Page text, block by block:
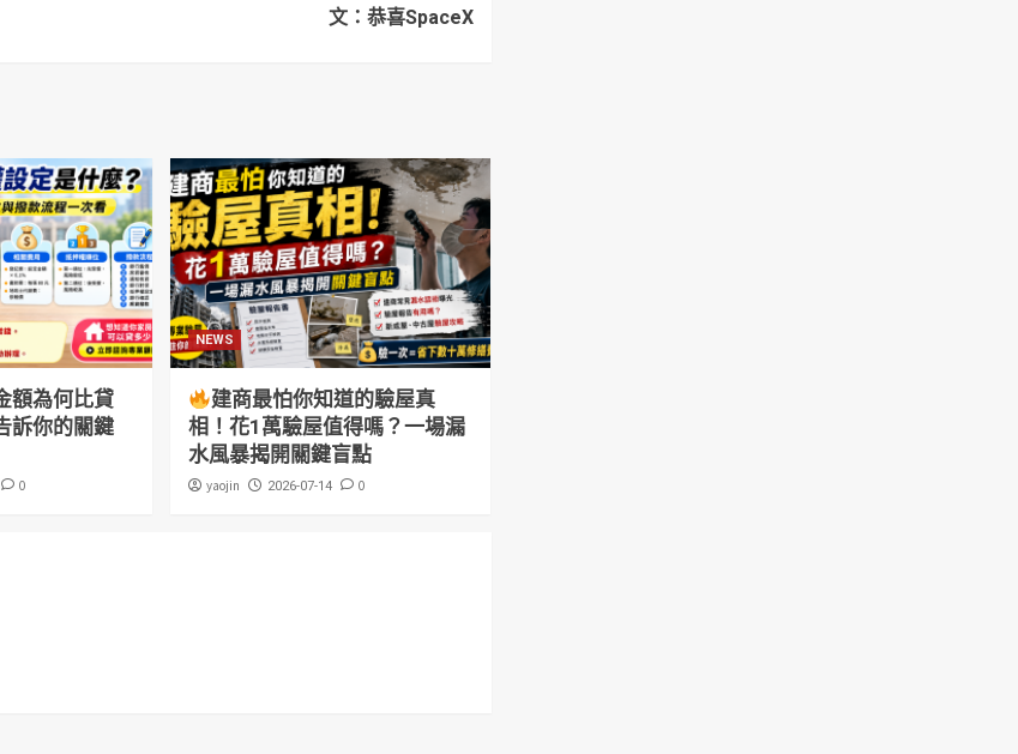
文：恭喜SpaceX
額為何比貸
訴你的關鍵
0
NEWS
建商最怕你知道的驗屋真
相！花1萬驗屋值得嗎？一場漏
水風暴揭開關鍵盲點
yaojin 2026-07-14 0